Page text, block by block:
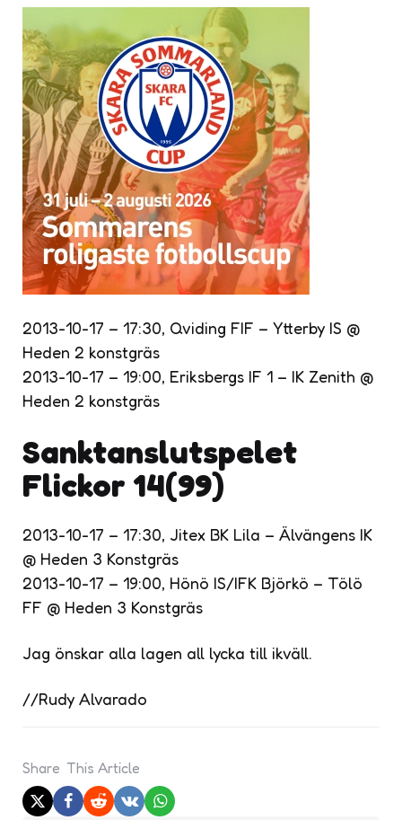
2013-10-17 – 17:30, Qviding FIF – Ytterby IS @
Heden 2 konstgräs
2013-10-17 – 19:00, Eriksbergs IF 1 – IK Zenith @
Heden 2 konstgräs
Sanktanslutspelet
Flickor 14(99)
2013-10-17 – 17:30, Jitex BK Lila – Älvängens IK
@ Heden 3 Konstgräs
2013-10-17 – 19:00, Hönö IS/IFK Björkö – Tölö
FF @ Heden 3 Konstgräs
Jag önskar alla lagen all lycka till ikväll.
//Rudy Alvarado
Share This Article